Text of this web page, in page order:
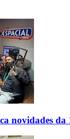
novidades